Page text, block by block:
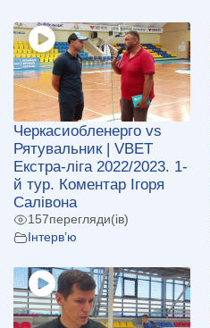
Черкасиобленерго vs
Рятувальник | VBET
Екстра-ліга 2022/2023. 1-
й тур. Коментар Ігоря
Салівона
157перегляди(ів)
Інтерв’ю